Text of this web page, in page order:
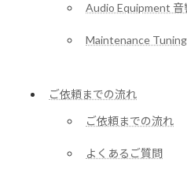
Audio Equipment 音
Maintenance
ご依頼までの流れ
ご依頼までの流れ
よくあるご質問